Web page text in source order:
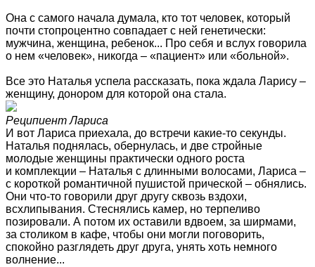
Она с самого начала думала, кто тот человек, который
почти стопроцентно совпадает с ней генетически:
мужчина, женщина, ребенок... Про себя и вслух говорила
о нем «человек», никогда – «пациент» или «больной».
Все это Наталья успела рассказать, пока ждала Ларису –
женщину, донором для которой она стала.
Реципиент Лариса
И вот Лариса приехала, до встречи какие-то секунды.
Наталья поднялась, обернулась, и две стройные
молодые женщины практически одного роста
и комплекции – Наталья с длинными волосами, Лариса –
с короткой романтичной пушистой прической – обнялись.
Они что-то говорили друг другу сквозь вздохи,
всхлипывания. Стеснялись камер, но терпеливо
позировали. А потом их оставили вдвоем, за ширмами,
за столиком в кафе, чтобы они могли поговорить,
спокойно разглядеть друг друга, унять хоть немного
волнение...